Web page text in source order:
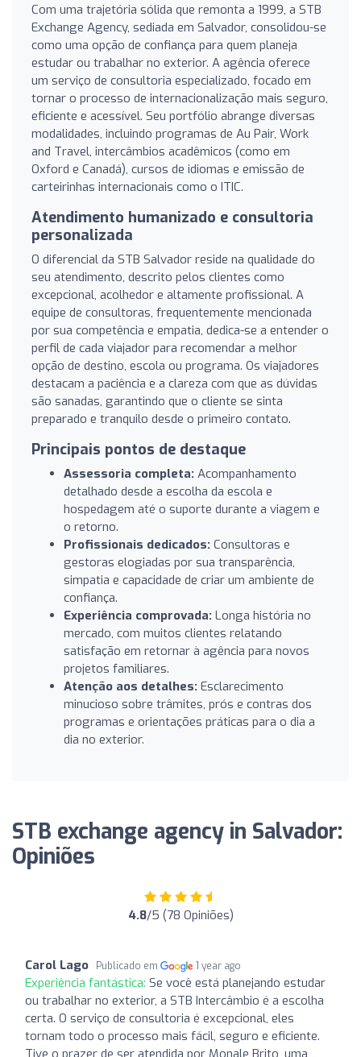
Com uma trajetória sólida que remonta a 1999, a STB
Exchange Agency, sediada em Salvador, consolidou-se
como uma opção de confiança para quem planeja
estudar ou trabalhar no exterior. A agência oferece
um serviço de consultoria especializado, focado em
tornar o processo de internacionalização mais seguro,
eficiente e acessível. Seu portfólio abrange diversas
modalidades, incluindo programas de Au Pair, Work
and Travel, intercâmbios acadêmicos (como em
Oxford e Canadá), cursos de idiomas e emissão de
carteirinhas internacionais como o ITIC.
Atendimento humanizado e consultoria
personalizada
O diferencial da STB Salvador reside na qualidade do
seu atendimento, descrito pelos clientes como
excepcional, acolhedor e altamente profissional. A
equipe de consultoras, frequentemente mencionada
por sua competência e empatia, dedica-se a entender o
perfil de cada viajador para recomendar a melhor
opção de destino, escola ou programa. Os viajadores
destacam a paciência e a clareza com que as dúvidas
são sanadas, garantindo que o cliente se sinta
preparado e tranquilo desde o primeiro contato.
Principais pontos de destaque
Assessoria completa: Acompanhamento
detalhado desde a escolha da escola e
hospedagem até o suporte durante a viagem e
o retorno.
Profissionais dedicados: Consultoras e
gestoras elogiadas por sua transparência,
simpatia e capacidade de criar um ambiente de
confiança.
Experiência comprovada: Longa história no
mercado, com muitos clientes relatando
satisfação em retornar à agência para novos
projetos familiares.
Atenção aos detalhes: Esclarecimento
minucioso sobre trâmites, prós e contras dos
programas e orientações práticas para o dia a
dia no exterior.
STB exchange agency in Salvador:
Opiniões
4.8/5 (78 Opiniões)
Carol Lago Publicado em 1 year ago
Experiência fantástica: Se você está planejando estudar
ou trabalhar no exterior, a STB Intercâmbio é a escolha
certa. O serviço de consultoria é excepcional, eles
tornam todo o processo mais fácil, seguro e eficiente.
Tive o prazer de ser atendida por Monale Brito, uma